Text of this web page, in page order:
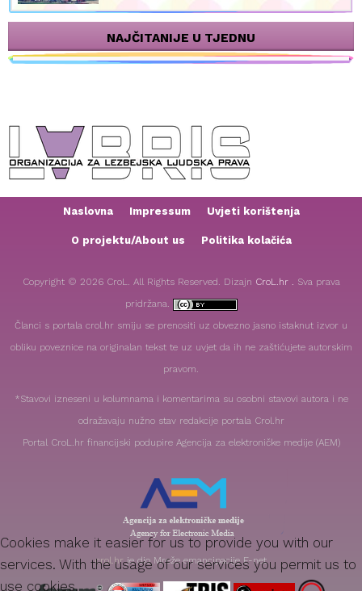
NAJČITANIJE U TJEDNU
Naslovna Impressum Uvjeti korištenja
O projektu/About us Politika kolačića
Copyright © 2026 CroL. All Rights Reserved. Dizajn CroL.hr . Sva prava
pridržana.
Članci s portala crol.hr smiju se prenositi uz obvezno jasno istaknut izvor u
obliku poveznice na originalan tekst te uz uvjet da ih ne zaštićujete autorskim
pravom.
*Stavovi izneseni u kolumnama i komentarima su osobni stavovi autora i ne
odražavaju nužno stav redakcije portala Crol.hr
Portal CroL.hr financijski podupire Agencija za elektroničke medije (AEM)
crol.hrje dio Mreže emancipacije E-net
Cookies make it easier for us to provide you with our
services. With the usage of our services you permit us to
use cookies.